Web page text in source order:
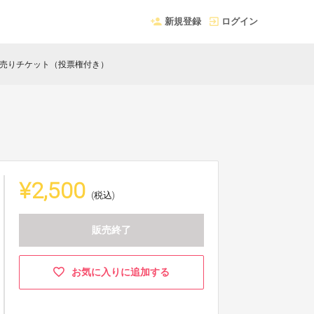
新規登録 ログイン
りチケット（投票権付き）
¥2,500 (税込)
販売終了
お気に入りに追加する